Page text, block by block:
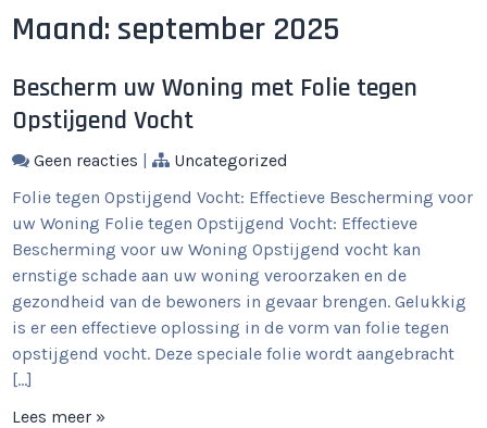
Maand: september 2025
Bescherm uw Woning met Folie tegen
Opstijgend Vocht
Geen reacties |
Uncategorized
Folie tegen Opstijgend Vocht: Effectieve Bescherming voor
uw Woning Folie tegen Opstijgend Vocht: Effectieve
Bescherming voor uw Woning Opstijgend vocht kan
ernstige schade aan uw woning veroorzaken en de
gezondheid van de bewoners in gevaar brengen. Gelukkig
is er een effectieve oplossing in de vorm van folie tegen
opstijgend vocht. Deze speciale folie wordt aangebracht
[…]
Lees meer »